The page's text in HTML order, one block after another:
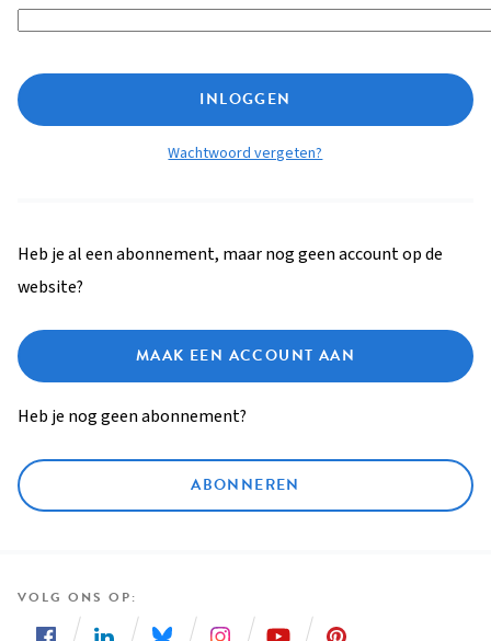
INLOGGEN
Wachtwoord vergeten?
Heb je al een abonnement, maar nog geen account op de
website?
MAAK EEN ACCOUNT AAN
Heb je nog geen abonnement?
ABONNEREN
VOLG ONS OP